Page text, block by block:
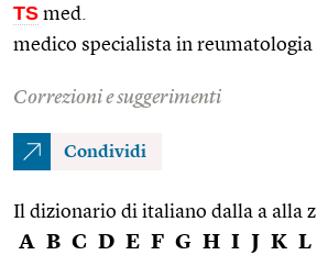
TS med.
medico specialista in reumatologia
Correzioni e suggerimenti
Condividi
Il dizionario di italiano dalla a alla z
A B C D E F G H I J K L